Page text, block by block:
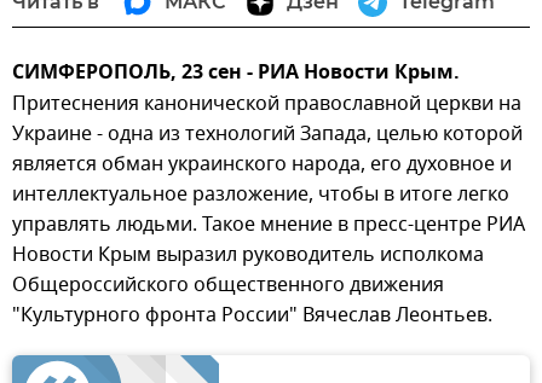
СИМФЕРОПОЛЬ, 23 сен - РИА Новости Крым.
Притеснения канонической православной церкви на
Украине - одна из технологий Запада, целью которой
является обман украинского народа, его духовное и
интеллектуальное разложение, чтобы в итоге легко
управлять людьми. Такое мнение в пресс-центре РИА
Новости Крым выразил руководитель исполкома
Общероссийского общественного движения
"Культурного фронта России" Вячеслав Леонтьев.